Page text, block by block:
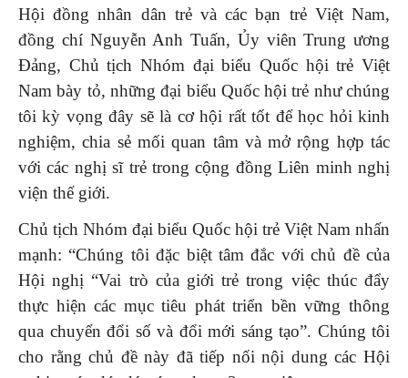
Hội đồng nhân dân trẻ và các bạn trẻ Việt Nam,
đồng chí Nguyễn Anh Tuấn, Ủy viên Trung ương
Đảng, Chủ tịch Nhóm đại biểu Quốc hội trẻ Việt
Nam bày tỏ, những đại biểu Quốc hội trẻ như chúng
tôi kỳ vọng đây sẽ là cơ hội rất tốt để học hỏi kinh
nghiệm, chia sẻ mối quan tâm và mở rộng hợp tác
với các nghị sĩ trẻ trong cộng đồng Liên minh nghị
viện thế giới.
Chủ tịch Nhóm đại biểu Quốc hội trẻ Việt Nam nhấn
mạnh: “Chúng tôi đặc biệt tâm đắc với chủ đề của
Hội nghị “Vai trò của giới trẻ trong việc thúc đẩy
thực hiện các mục tiêu phát triển bền vững thông
qua chuyển đổi số và đổi mới sáng tạo”. Chúng tôi
cho rằng chủ đề này đã tiếp nối nội dung các Hội